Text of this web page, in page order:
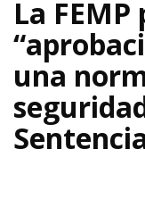
La FEMP
una